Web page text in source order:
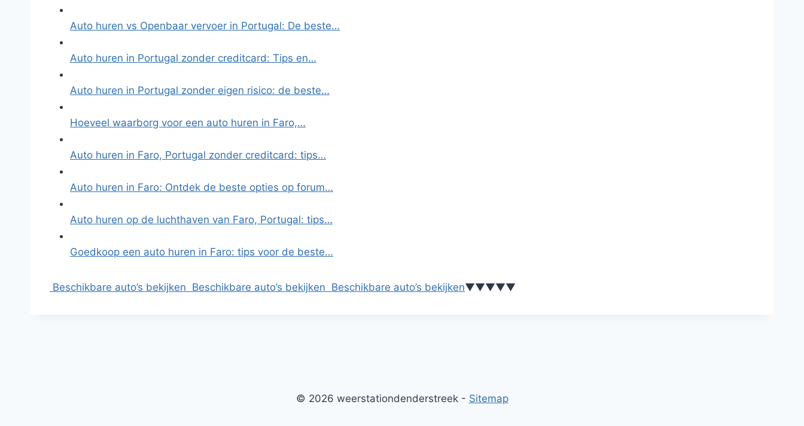
Auto huren vs Openbaar vervoer in Portugal: De beste…
Auto huren in Portugal zonder creditcard: Tips en…
Auto huren in Portugal zonder eigen risico: de beste…
Hoeveel waarborg voor een auto huren in Faro,…
Auto huren in Faro, Portugal zonder creditcard: tips…
Auto huren in Faro: Ontdek de beste opties op forum…
Auto huren op de luchthaven van Faro, Portugal: tips…
Goedkoop een auto huren in Faro: tips voor de beste…
Beschikbare auto’s bekijken Beschikbare auto’s bekijken Beschikbare auto’s bekijken▼▼▼▼▼
© 2026 weerstationdenderstreek - Sitemap